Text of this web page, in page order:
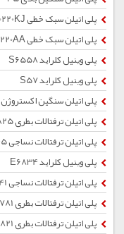
پلی اتیلن سبک خطی 0220KJ
پلی اتیلن سبک خطی 0220AA
پلی وینیل کلراید S6558
پلی وینیل کلراید S57
پلی اتیلن سنگین اکستروژن EX3
پلی اتیلن ترفتالات بطری BG825
پلی اتیلن ترفتالات نساجی TG645
پلی وینیل کلراید E6834
پلی اتیلن ترفتالات نساجی TG641
پلی اتیلن ترفتالات بطری BG781
پلی اتیلن ترفتالات بطری BG821